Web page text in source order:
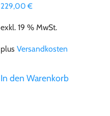
229,00€
exkl. 19 % MwSt.
plus Versandkosten
In den Warenkorb